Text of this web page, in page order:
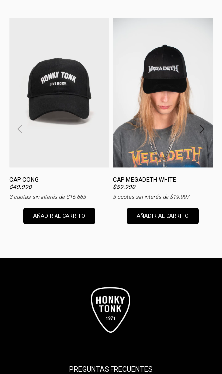
CAP CONG
$49.990
3cuotas sin interés de $16.663
AÑADIR AL CARRITO
CAP MEGADETH WHITE
$59.990
3cuotas sin interés de $19.997
AÑADIR AL CARRITO
PREGUNTAS FRECUENTES